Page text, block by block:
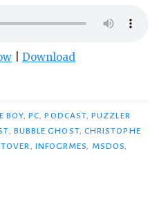
Download
BOY,PC,PODCAST,PUZZLER
, BUBBLE GHOST, CHRISTOPHE
, INFOGRMES, MSDOS,